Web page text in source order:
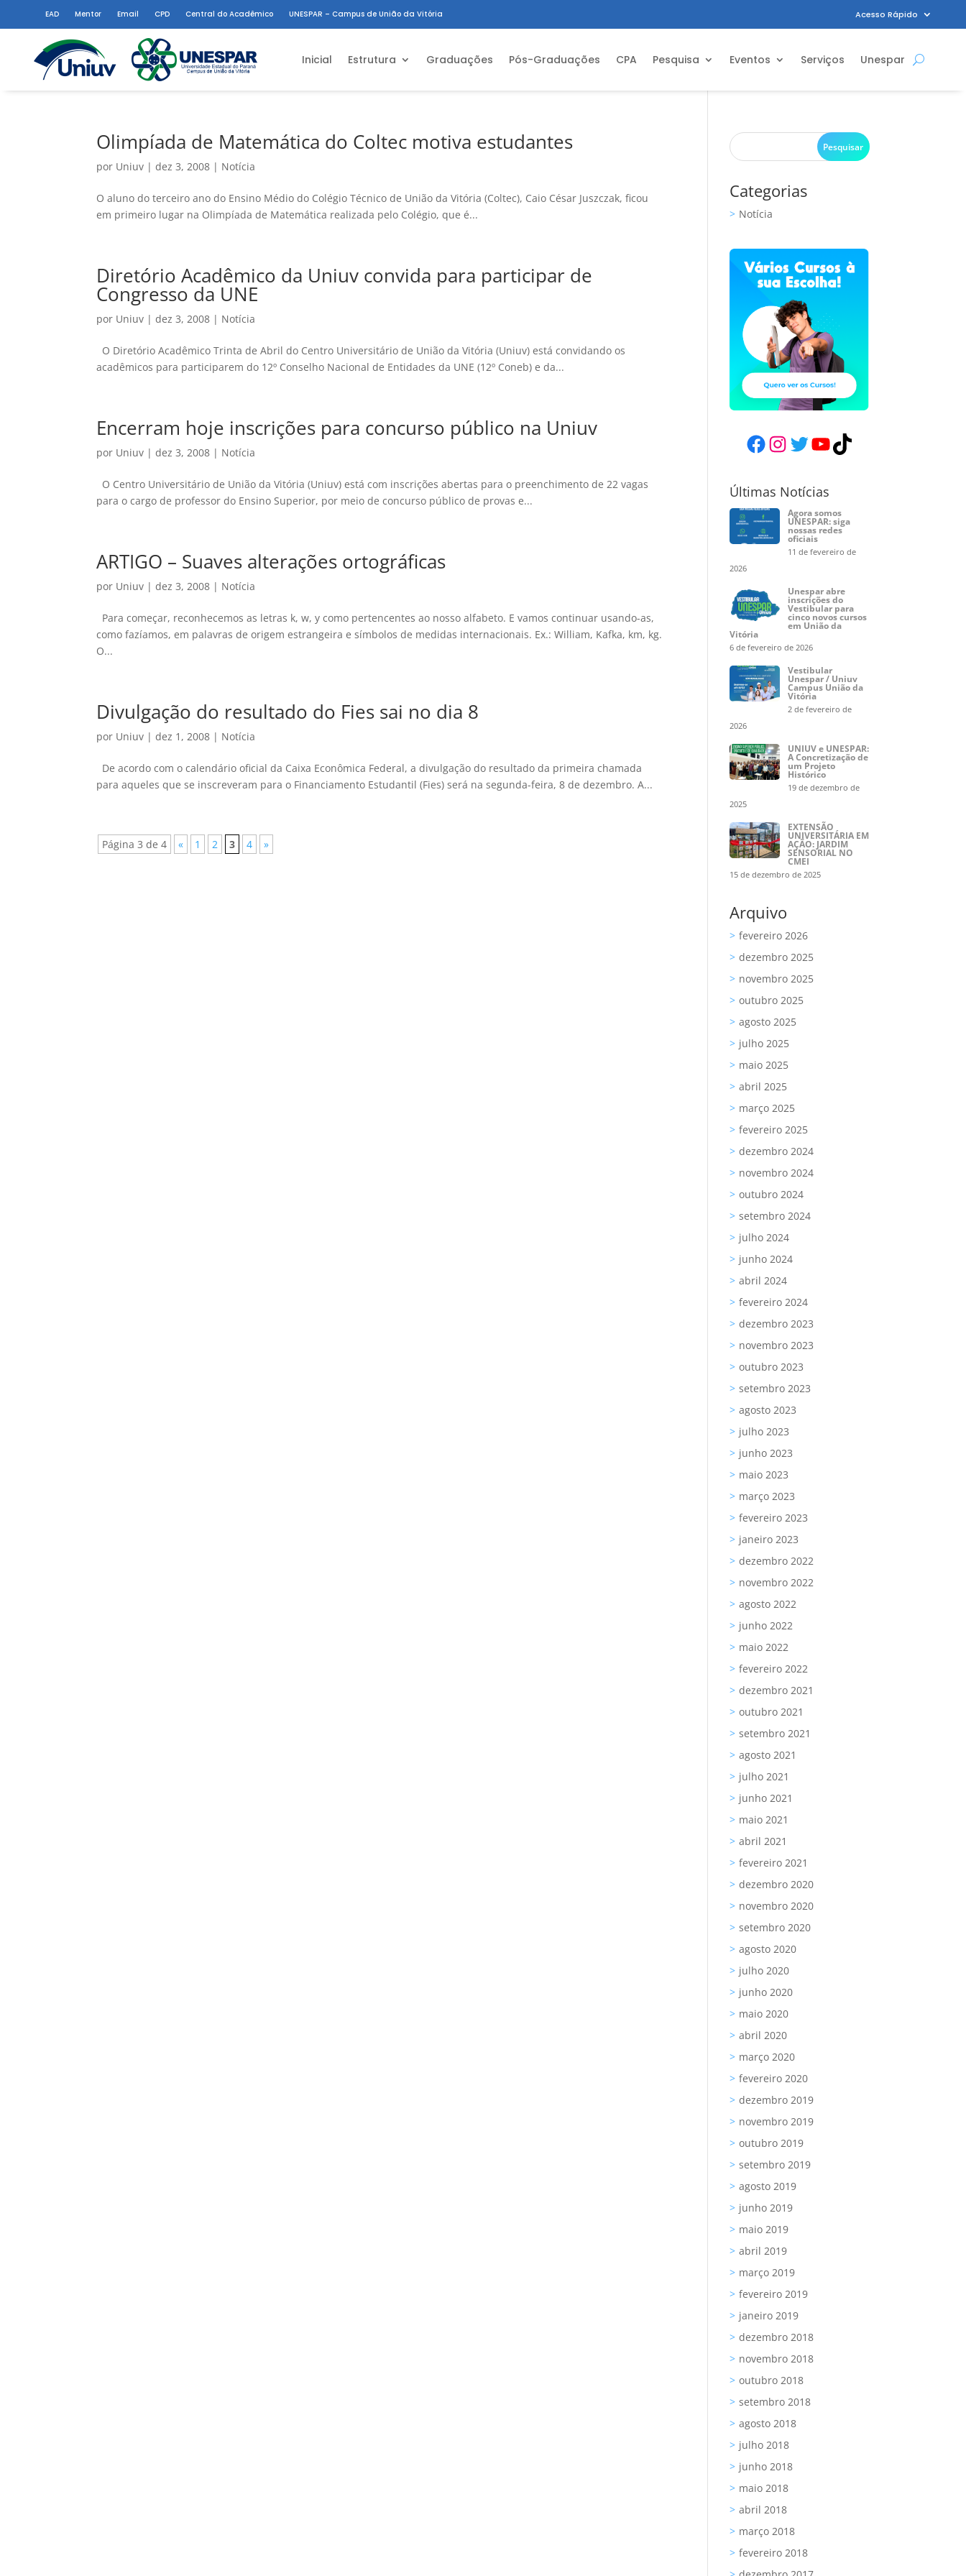
EAD Mentor Email CPD Central do Acadêmico UNESPAR – Campus de União da Vitória Acesso Rápido
Inicial Estrutura Graduações Pós-Graduações CPA Pesquisa Eventos Serviços Unespar
Olimpíada de Matemática do Coltec motiva estudantes
por Uniuv |dez 3, 2008 | Notícia
O aluno do terceiro ano do Ensino Médio do Colégio Técnico de União da Vitória (Coltec), Caio César Juszczak, ficou
em primeiro lugar na Olimpíada de Matemática realizada pelo Colégio, que é...
Diretório Acadêmico da Uniuv convida para participar de
Congresso da UNE
por Uniuv |dez 3, 2008 | Notícia
O Diretório Acadêmico Trinta de Abril do Centro Universitário de União da Vitória (Uniuv) está convidando os
acadêmicos para participarem do 12º Conselho Nacional de Entidades da UNE (12º Coneb) e da...
Encerram hoje inscrições para concurso público na Uniuv
por Uniuv |dez 3, 2008 | Notícia
O Centro Universitário de União da Vitória (Uniuv) está com inscrições abertas para o preenchimento de 22 vagas
para o cargo de professor do Ensino Superior, por meio de concurso público de provas e...
ARTIGO – Suaves alterações ortográficas
por Uniuv |dez 3, 2008 | Notícia
Para começar, reconhecemos as letras k, w, y como pertencentes ao nosso alfabeto. E vamos continuar usando-as,
como fazíamos, em palavras de origem estrangeira e símbolos de medidas internacionais. Ex.: William, Kafka, km, kg.
O...
Divulgação do resultado do Fies sai no dia 8
por Uniuv |dez 1, 2008 | Notícia
De acordo com o calendário oficial da Caixa Econômica Federal, a divulgação do resultado da primeira chamada
para aqueles que se inscreveram para o Financiamento Estudantil (Fies) será na segunda-feira, 8 de dezembro. A...
Página 3 de 4 « 1 2 3 4 »
Categorias
Notícia
Facebook
Instagram
Twitter
YouTube
TikTok
Últimas Notícias
Agora somos
UNESPAR: siga
nossas redes
oficiais
11 de fevereiro de
2026
Unespar abre
inscrições do
Vestibular para
cinco novos cursos
em União da
Vitória
6 de fevereiro de 2026
Vestibular
Unespar / Uniuv
Campus União da
Vitória
2 de fevereiro de
2026
UNIUV e UNESPAR:
A Concretização de
um Projeto
Histórico
19 de dezembro de
2025
EXTENSÃO
UNIVERSITÁRIA EM
AÇÃO: JARDIM
SENSORIAL NO
CMEI
15 de dezembro de 2025
Arquivo
fevereiro 2026
dezembro 2025
novembro 2025
outubro 2025
agosto 2025
julho 2025
maio 2025
abril 2025
março 2025
fevereiro 2025
dezembro 2024
novembro 2024
outubro 2024
setembro 2024
julho 2024
junho 2024
abril 2024
fevereiro 2024
dezembro 2023
novembro 2023
outubro 2023
setembro 2023
agosto 2023
julho 2023
junho 2023
maio 2023
março 2023
fevereiro 2023
janeiro 2023
dezembro 2022
novembro 2022
agosto 2022
junho 2022
maio 2022
fevereiro 2022
dezembro 2021
outubro 2021
setembro 2021
agosto 2021
julho 2021
junho 2021
maio 2021
abril 2021
fevereiro 2021
dezembro 2020
novembro 2020
setembro 2020
agosto 2020
julho 2020
junho 2020
maio 2020
abril 2020
março 2020
fevereiro 2020
dezembro 2019
novembro 2019
outubro 2019
setembro 2019
agosto 2019
junho 2019
maio 2019
abril 2019
março 2019
fevereiro 2019
janeiro 2019
dezembro 2018
novembro 2018
outubro 2018
setembro 2018
agosto 2018
julho 2018
junho 2018
maio 2018
abril 2018
março 2018
fevereiro 2018